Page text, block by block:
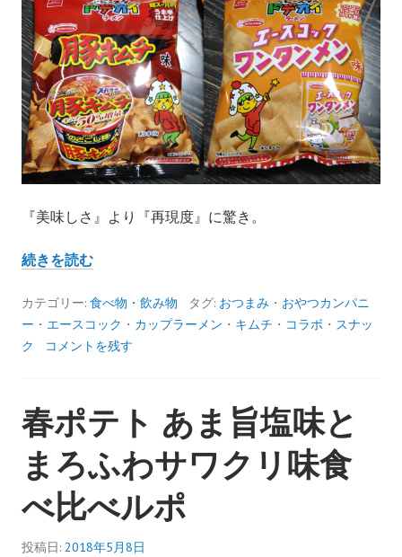
ラ
食
べ
て
み
た
ル
ポ
『美味しさ』より『再現度』に驚き。
続きを読むド
カ
イ
ラ
ン
の
ワ
ン
タ
メ
カテゴリー: 食べ物・飲み物 タグ: おつまみ ・ おやつカンパニ
ー ・ エースコック ・ カップラーメン ・ キムチ ・ コラボ ・ スナッ
ク
コメントを残す
春ポテト あま旨塩味と
まろふわサワクリ味食
べ比べルポ
投稿日: 2018年5月8日